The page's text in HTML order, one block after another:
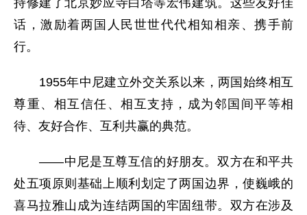
持修建了北京妙应寺白塔等宏伟建筑。这些友好佳
话，激励着两国人民世世代代相知相亲、携手前
行。
1955年中尼建立外交关系以来，两国始终相互
尊重、相互信任、相互支持，成为邻国间平等相
待、友好合作、互利共赢的典范。
——中尼是互尊互信的好朋友。双方在和平共
处五项原则基础上顺利划定了两国边界，使巍峨的
喜马拉雅山成为连结两国的牢固纽带。双方在涉及